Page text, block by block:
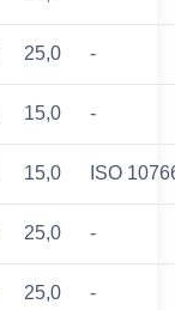
25,0 -
15,0 -
15,0 ISO
25,0 -
25,0 -